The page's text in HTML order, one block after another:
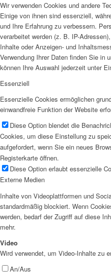
Wir verwenden Cookies und andere
Einige von ihnen sind essenziell,
und Ihre Erfahrung zu verbessern.
verarbeitet werden (z. B. IP-
Inhalte oder Anzeigen- und
Verwendung Ihrer Daten finden Sie in
können Ihre Auswahl jederzeit unter
Essenziell
Essenzielle Cookies ermöglichen
einwandfreie Funktion der Website
Diese Option blendet die
Cookies, um diese Einstellung zu
aufgefordert, wenn Sie ein neues
Registerkarte öffnen.
Diese Option erlaubt essenzielle
Externe Medien
Inhalte von Videoplattformen und
standardmäßig blockiert. Wenn
werden, bedarf der Zugriff auf diese
mehr.
Video
Wird verwendet, um Video-Inhalte zu
An/Aus